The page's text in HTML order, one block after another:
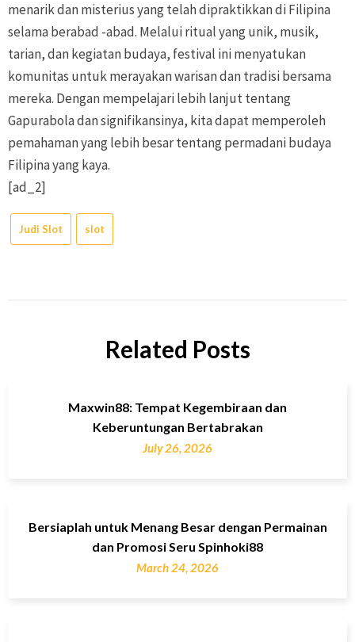
menarik dan misterius yang telah dipraktikkan di Filipina
selama berabad -abad. Melalui ritual yang unik, musik,
tarian, dan kegiatan budaya, festival ini menyatukan
komunitas untuk merayakan warisan dan tradisi bersama
mereka. Dengan mempelajari lebih lanjut tentang
Gapurabola dan signifikansinya, kita dapat memperoleh
pemahaman yang lebih besar tentang permadani budaya
Filipina yang kaya.
[ad_2]
Judi Slot slot
Related Posts
Maxwin88: Tempat Kegembiraan dan
Keberuntungan Bertabrakan
July 26, 2026
Bersiaplah untuk Menang Besar dengan Permainan
dan Promosi Seru Spinhoki88
March 24, 2026